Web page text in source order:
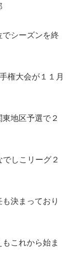
シーズンを終
権大会が１１月
地区予選で２
しこリーグ２
決まっており
これから始ま